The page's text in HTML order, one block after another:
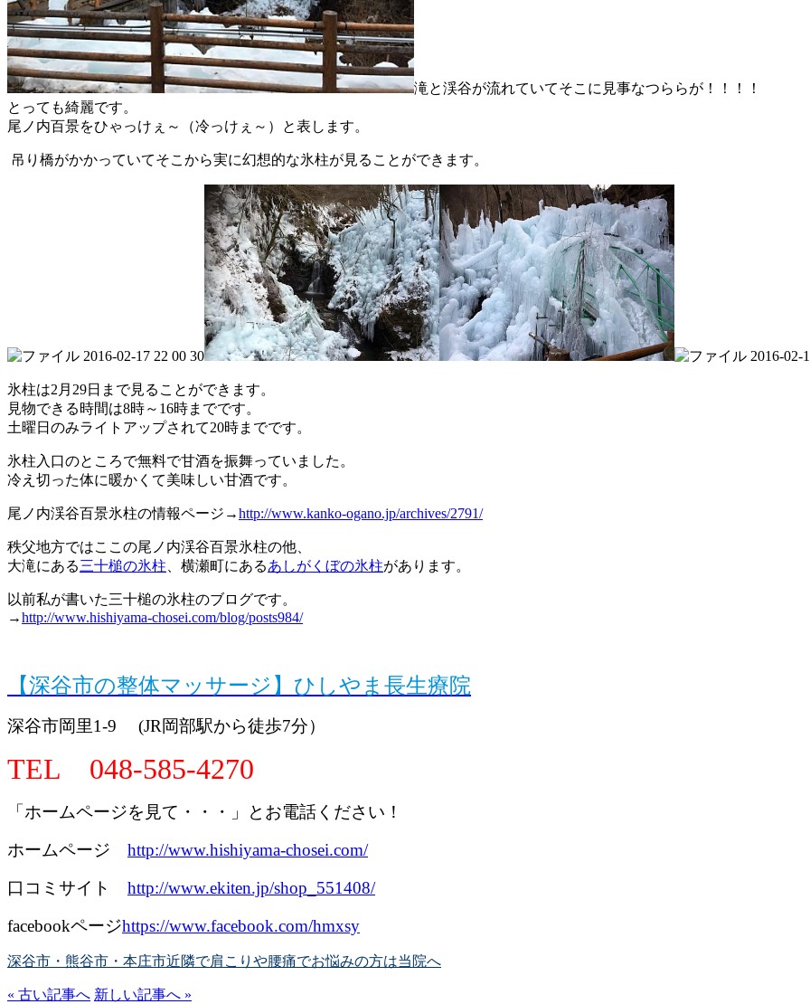
滝と渓谷が流れていてそこに見事なつららが！！！！
とっても綺麗です。
尾ノ内百景をひゃっけぇ～（冷っけぇ～）と表します。
吊り橋がかかっていてそこから実に幻想的な氷柱が見ることができます。
氷柱は2月29日まで見ることができます。
見物できる時間は8時～16時までです。
土曜日のみライトアップされて20時までです。
氷柱入口のところで無料で甘酒を振舞っていました。
冷え切った体に暖かくて美味しい甘酒です。
尾ノ内渓谷百景氷柱の情報ページ→http://www.kanko-ogano.jp/archives/2791/
秩父地方ではここの尾ノ内渓谷百景氷柱の他、
大滝にある三十槌の氷柱 、横瀬町にあるあしがくぼの氷柱があります。
以前私が書いた三十槌の氷柱のブログです。
→http://www.hishiyama-chosei.com/blog/posts984/
【深谷市の整体マッサージ】ひしやま長生療院
深谷市岡里1-9 (JR岡部駅から徒歩7分）
TEL 048-585-4270
「ホームページを見て・・・」とお電話ください！
ホームページ http://www.hishiyama-chosei.com/
口コミサイト http://www.ekiten.jp/shop_551408/
facebookページhttps://www.facebook.com/hmxsy
深谷市・熊谷市・本庄市近隣で肩こりや腰痛でお悩みの方は当院へ
« 古い記事へ 新しい記事へ »